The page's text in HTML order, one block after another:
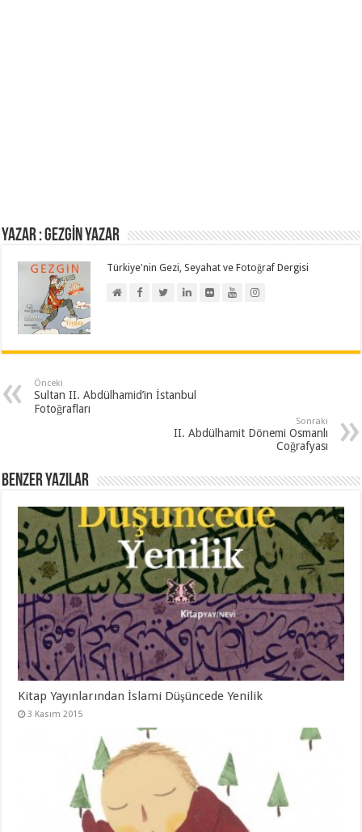
Yazar : GEZGİN YAZAR
Türkiye'nin Gezi, Seyahat ve Fotoğraf Dergisi
Önceki
Sultan II. Abdülhamid’in İstanbul
Fotoğrafları
Sonraki
II. Abdülhamit Dönemi Osmanlı
Coğrafyası
Benzer Yazılar
Kitap Yayınlarından İslami Düşüncede Yenilik
3 Kasım 2015